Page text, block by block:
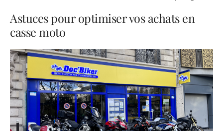
Astuces pour optimiser vos achats en
casse moto